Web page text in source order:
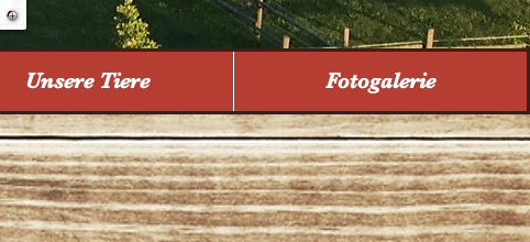
Unsere Tiere Fotogalerie